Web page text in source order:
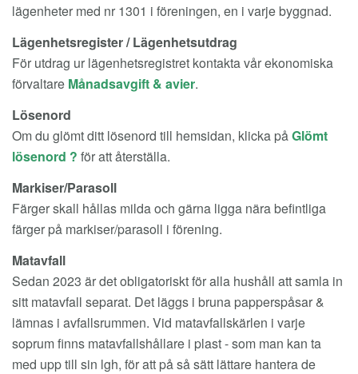
lägenheter med nr 1301 i föreningen, en i varje byggnad.
Lägenhetsregister / Lägenhetsutdrag
För utdrag ur lägenhetsregistret kontakta vår ekonomiska
förvaltare Månadsavgift & avier.
Lösenord
Om du glömt ditt lösenord till hemsidan, klicka påGlömt
lösenord ? för att återställa.
Markiser/Parasoll
Färger skall hållas milda och gärna ligga nära befintliga
färger på markiser/parasoll i förening.
Matavfall
Sedan 2023 är det obligatoriskt för alla hushåll att samla in
sitt matavfall separat. Det läggs i bruna papperspåsar &
lämnas i avfallsrummen. Vid matavfallskärlen i varje
soprum finns matavfallshållare i plast - som man kan ta
med upp till sin lgh, för att på så sätt lättare hantera de